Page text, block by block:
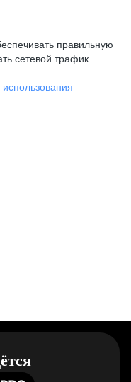
правильную
сетевой трафик.